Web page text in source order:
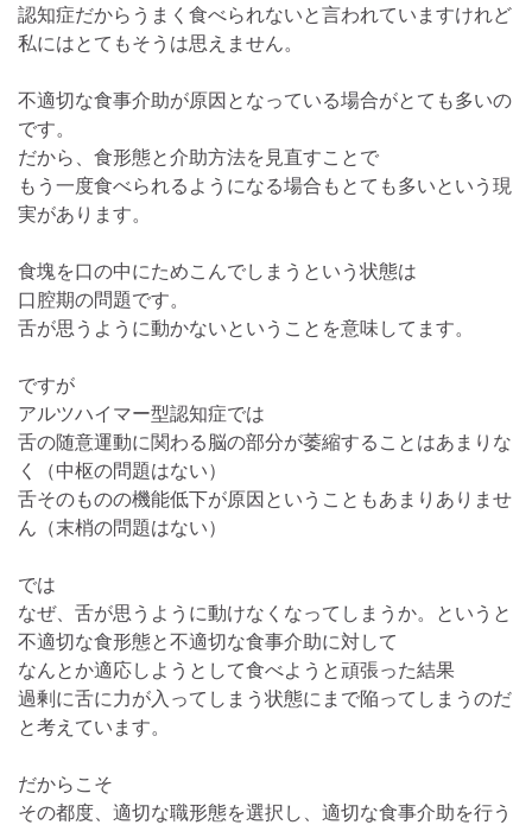
認知症だからうまく食べられないと言われていますけれど
私にはとてもそうは思えません。
不適切な食事介助が原因となっている場合がとても多いの
です。
だから、食形態と介助方法を見直すことで
もう一度食べられるようになる場合もとても多いという現
実があります。
食塊を口の中にためこんでしまうという状態は
口腔期の問題です。
舌が思うように動かないということを意味してます。
ですが
アルツハイマー型認知症では
舌の随意運動に関わる脳の部分が萎縮することはあまりな
く（中枢の問題はない）
舌そのものの機能低下が原因ということもあまりありませ
ん（末梢の問題はない）
では
なぜ、舌が思うように動けなくなってしまうか。というと
不適切な食形態と不適切な食事介助に対して
なんとか適応しようとして食べようと頑張った結果
過剰に舌に力が入ってしまう状態にまで陥ってしまうのだ
と考えています。
だからこそ
その都度、適切な職形態を選択し、適切な食事介助を行う